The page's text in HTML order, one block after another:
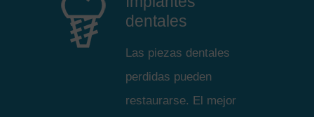
dentales
Las piezas dentales
perdidas pueden
restaurarse. El mejor